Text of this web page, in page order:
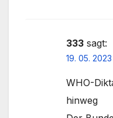
333 sagt:
19. 05.
WHO-
hinweg